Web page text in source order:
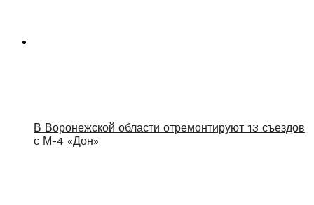
В Воронежской области отремонтируют 13 съездов
с М-4 «Дон»